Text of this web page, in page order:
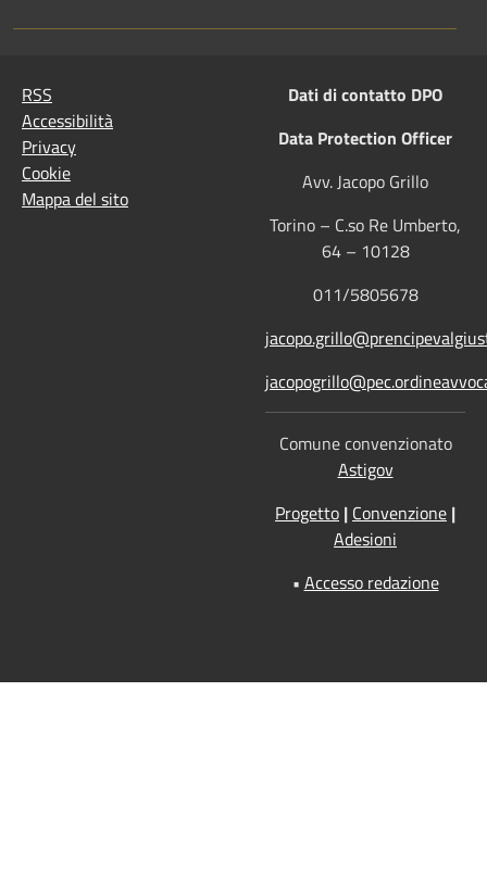
RSS
Accessibilità
Privacy
Cookie
Mappa del sito
Dati di contatto DPO
Data Protection Officer
Avv. Jacopo Grillo
Torino – C.so Re Umberto,
64 – 10128
011/5805678
Comune convenzionato
Astigov
Progetto | Convenzione |
Adesioni
• Accesso redazione